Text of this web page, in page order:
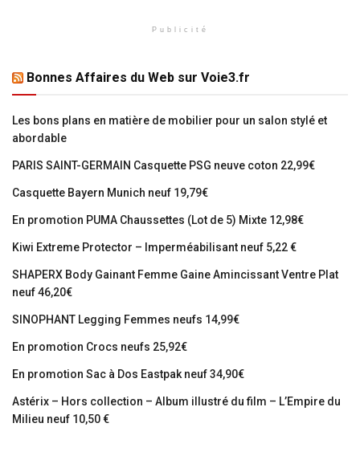
Publicité
Bonnes Affaires du Web sur Voie3.fr
Les bons plans en matière de mobilier pour un salon stylé et
abordable
PARIS SAINT-GERMAIN Casquette PSG neuve coton 22,99€
Casquette Bayern Munich neuf 19,79€
En promotion PUMA Chaussettes (Lot de 5) Mixte 12,98€
Kiwi Extreme Protector – Imperméabilisant neuf 5,22 €
SHAPERX Body Gainant Femme Gaine Amincissant Ventre Plat
neuf 46,20€
SINOPHANT Legging Femmes neufs 14,99€
En promotion Crocs neufs 25,92€
En promotion Sac à Dos Eastpak neuf 34,90€
Astérix – Hors collection – Album illustré du film – L’Empire du
Milieu neuf 10,50 €